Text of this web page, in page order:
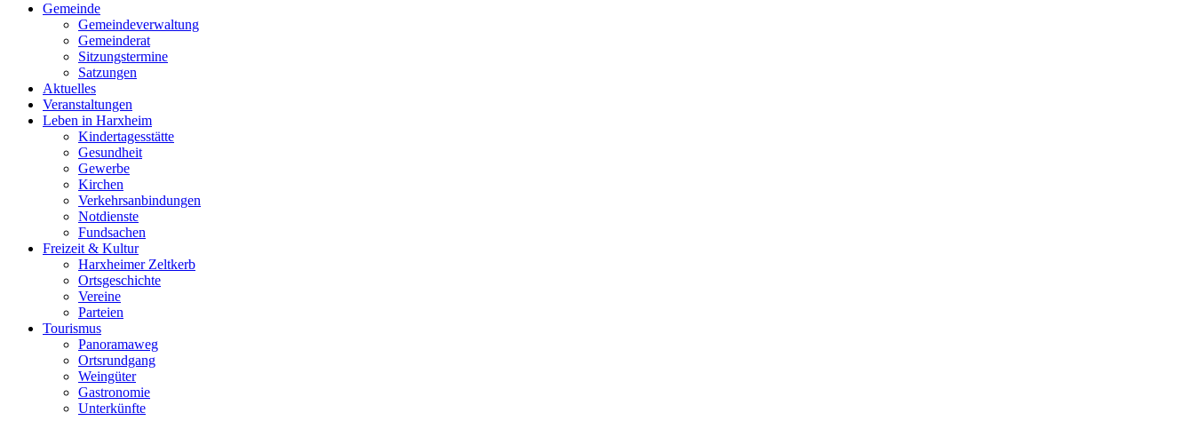
Gemeinde
Gemeindeverwaltung
Gemeinderat
Sitzungstermine
Satzungen
Aktuelles
Veranstaltungen
Leben in Harxheim
Kindertagesstätte
Gesundheit
Gewerbe
Kirchen
Verkehrsanbindungen
Notdienste
Fundsachen
Freizeit & Kultur
Harxheimer Zeltkerb
Ortsgeschichte
Vereine
Parteien
Tourismus
Panoramaweg
Ortsrundgang
Weingüter
Gastronomie
Unterkünfte